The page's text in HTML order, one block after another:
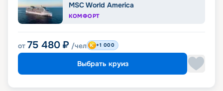
MSC World America
КОМФОРТ
от 75 480 ₽ /чел +1 000
Выбрать круиз